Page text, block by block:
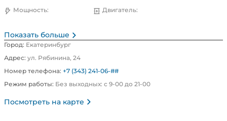
Мощность: Двигатель:
Показать больше
Город: Екатеринбург
Адрес: ул. Рябинина, 24
Номер телефона: +7 (343) 241-06-##
Режим работы: Без выходных: с 9-00 до 21-00
Посмотреть на карте